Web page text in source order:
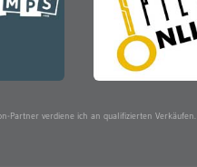
Partner verdiene ich an qualifizierten Verkäufen.